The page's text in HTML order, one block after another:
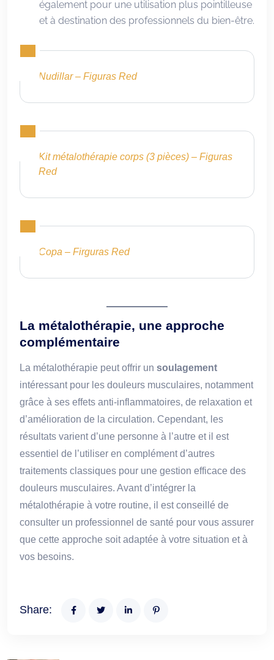
également pour une utilisation plus pointilleuse
et à destination des professionnels du bien-être.
Nudillar – Figuras Red
Kit métalothérapie corps (3 pièces) – Figuras
Red
Copa – Firguras Red
La métalothérapie, une approche
complémentaire
La métalothérapie peut offrir un soulagement
intéressant pour les douleurs musculaires, notamment
grâce à ses effets anti-inflammatoires, de relaxation et
d’amélioration de la circulation. Cependant, les
résultats varient d’une personne à l’autre et il est
essentiel de l’utiliser en complément d’autres
traitements classiques pour une gestion efficace des
douleurs musculaires. Avant d’intégrer la
métalothérapie à votre routine, il est conseillé de
consulter un professionnel de santé pour vous assurer
que cette approche soit adaptée à votre situation et à
vos besoins.
Share: